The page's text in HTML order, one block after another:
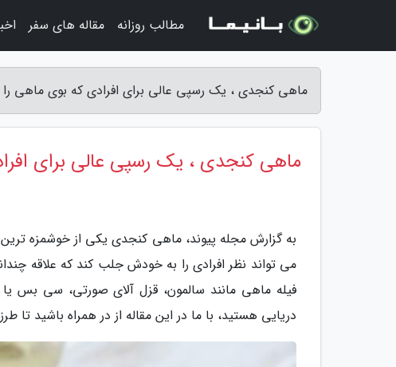
ماهی کنجدی ، یک رسپی عالی برای افرادی که بوی ماهی
ماهی کنجدی ، یک رسپی عالی برای
به گزارش مجله پیوند، ماهی کنجدی یکی از خوشمزه
می تواند نظر افرادی را به خودش جلب کند که علاقه
فیله ماهی مانند سالمون، قزل آلای صورتی، سی بس
دریایی هستید، با ما در این مقاله از در همراه باشید
مطالب روزانه مقاله های سفر